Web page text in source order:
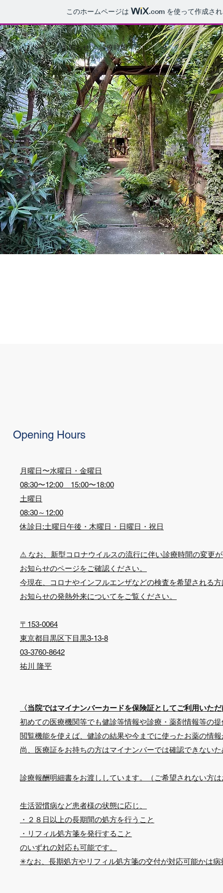
このホームページは .com を使って作成さ
トップページ お知らせ 診療時間
Opening Hours
月曜日〜水曜日・金曜日
08:30〜12:00 15:00〜18:00
土曜日
08:30～12:00
休診日:土曜日午後・木曜日・日曜日・祝日
⚠︎ なお、新型コロナウイルスの流行に伴い診療時間の変更
​お知らせのページをご確認ください。
今現在、コロナやインフルエンザなどの検査を希望される
​お知らせの発熱外来についてをご覧ください。
​〒153-0064
東京都目黒区下目黒3-13-8
03-3760-8642
祐川 隆平
〈当院ではマイナンバーカードを保険証としてご利用いた
初めての医療機関等でも健診等情報や診療・薬剤情報等の
閲覧機能を使えば、健診の結果や今までに使ったお薬の情
尚、医療証をお持ちの方はマイナンバーでは確認できない
診療報酬明細書をお渡ししています。（ご希望されない方
生活習慣病など患者様の状態に応じ、
・２８日以上の長期間の処方を行うこと
・リフィル処方箋を発行すること
のいずれの対応も可能です。
​✳︎なお、長期処方やリフィル処方箋の交付が対応可能かは